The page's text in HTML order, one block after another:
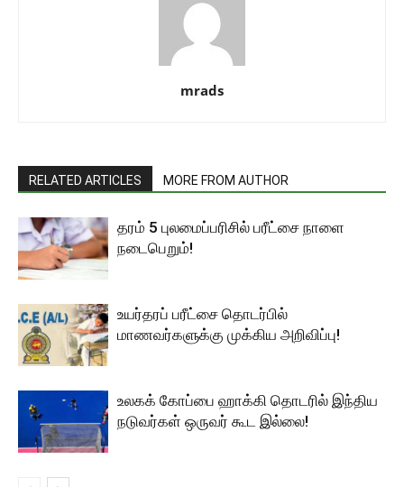
mrads
RELATED ARTICLES MORE FROM AUTHOR
தரம் 5 புலமைப்பரிசில் பரீட்சை நாளை
நடைபெறும்!
உயர்தரப் பரீட்சை தொடர்பில்
மாணவர்களுக்கு முக்கிய அறிவிப்பு!
உலகக் கோப்பை ஹாக்கி தொடரில் இந்திய
நடுவர்கள் ஒருவர் கூட இல்லை!